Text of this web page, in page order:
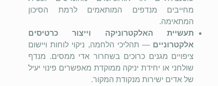
מחייבים מנדפים המותאמים לרמת הסיכון
המתאימה.
תעשיית האלקטרוניקה וייצור כרטיסים
אלקטרוניים — תהליכי הלחמה, ניקוי לוחות ויישום
ציפויים מגנים כרוכים בשחרור אדי ממסים. מנדף
שולחני או יחידת יניקה ממוקדת מאפשרים פינוי יעיל
של אדים ישירות מנקודת המקור.